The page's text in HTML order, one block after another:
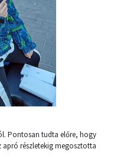
Pontosan tudta előre, hogy
apró részletekig megosztotta